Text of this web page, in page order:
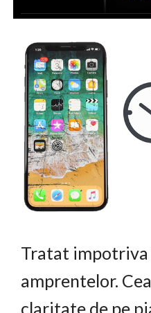
Tratat impotriva
amprentelor.
claritate de pe